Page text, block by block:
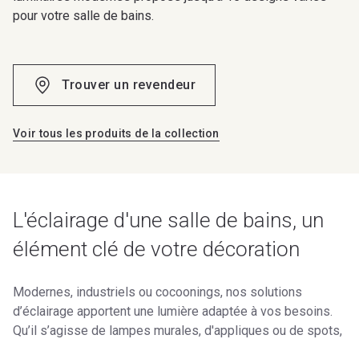
pour votre salle de bains.
Trouver un revendeur
Voir tous les produits de la collection
L'éclairage d'une salle de bains, un
élément clé de votre décoration
Modernes, industriels ou cocoonings, nos solutions
d’éclairage apportent une lumière adaptée à vos besoins.
Qu’il s’agisse de lampes murales, d'appliques ou de spots,